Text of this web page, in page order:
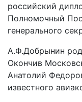
российский
Полномочный
генерального
А.Ф.Добрынин
Окончив
Анатолий
известного